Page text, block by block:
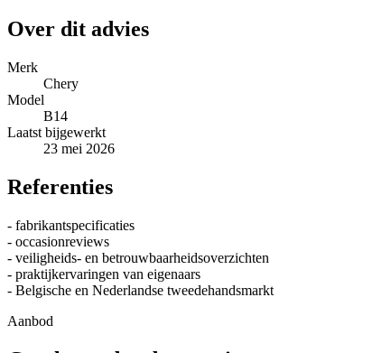
Over dit advies
Merk
Chery
Model
B14
Laatst bijgewerkt
23 mei 2026
Referenties
- fabrikantspecificaties
- occasionreviews
- veiligheids- en betrouwbaarheidsoverzichten
- praktijkervaringen van eigenaars
- Belgische en Nederlandse tweedehandsmarkt
Aanbod